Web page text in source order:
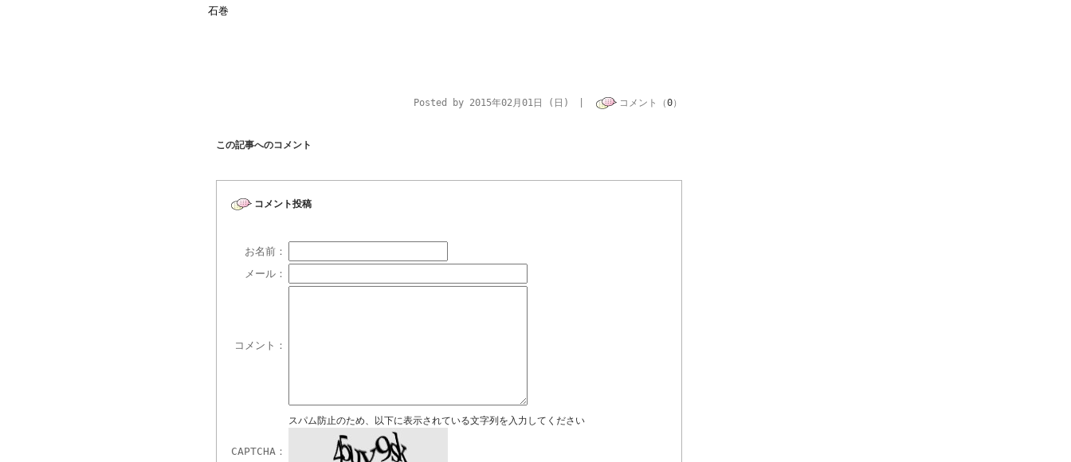
石巻
Posted by 2015年02月01日 (日) | コメント（0）
この記事へのコメント
コメント投稿
お名前：
メール：
コメント：
CAPTCHA：
スパム防止のため、以下に表示されている文字列を入力してください